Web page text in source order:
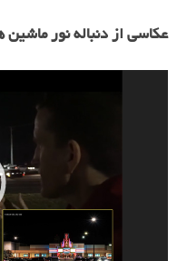
عکاسی از دنباله نور